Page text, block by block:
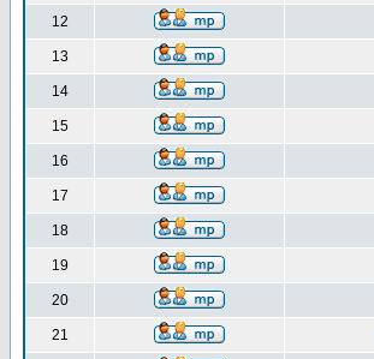
12
13
14
15
16
17
18
19
20
21